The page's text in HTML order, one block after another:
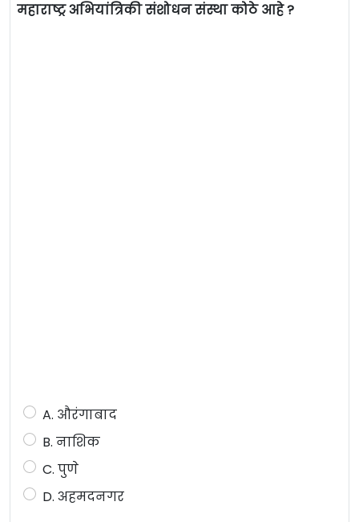
महाराष्ट्र अभियांत्रिकी संशोधन संस्था कोठे आहे ?
A. औरंगाबाद
B. नाशिक
C. पुणे
D. अहमदनगर